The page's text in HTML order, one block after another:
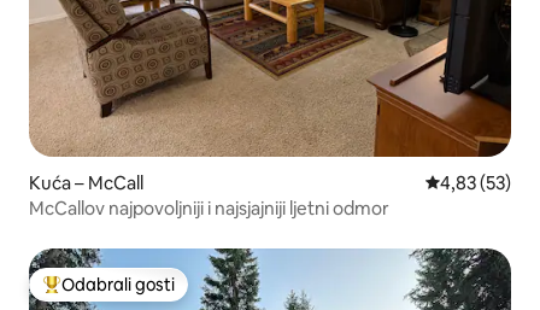
Kuća – McCall Prosječna
4,83 (53)
McCallov najpovoljniji i najsjajniji ljetni odmor
Među najviše rangiranima s oznakom „Odabrali gosti”
Odabrali gosti